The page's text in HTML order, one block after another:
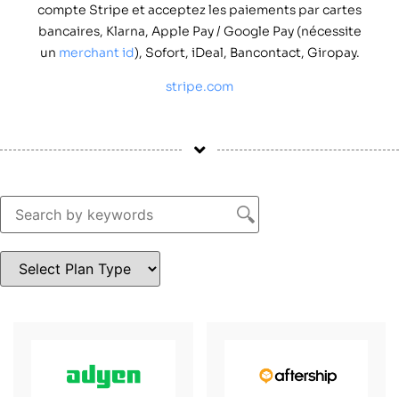
compte Stripe et acceptez les paiements par cartes
bancaires, Klarna, Apple Pay / Google Pay (nécessite
un merchant id), Sofort, iDeal, Bancontact, Giropay.
stripe.com